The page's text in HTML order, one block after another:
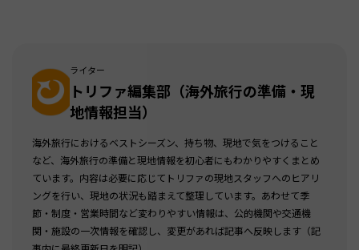
ライター
トリファ編集部（海外旅行の準備・現
地情報担当）
海外旅行におけるベストシーズン、持ち物、現地で気をつけること
など、海外旅行の準備と現地情報を初心者にもわかりやすくまとめ
ています。内容は必要に応じてトリファの現地スタッフへのヒアリ
ングを行い、現地の状況も踏まえて整理しています。あわせて季
節・制度・営業時間など変わりやすい情報は、公的機関や交通機
関・施設の一次情報を確認し、変更があれば記事へ反映します（記